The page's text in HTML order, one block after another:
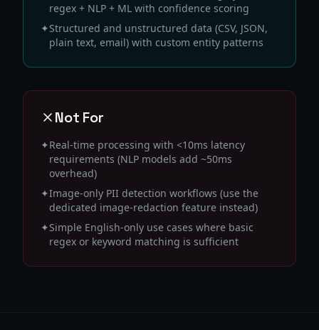
regex + NLP + ML with confidence scoring
✦Structured and unstructured data (CSV, JSON,
plain text, email) with custom entity patterns
Not For
✦Real-time processing with <10ms latency
requirements (NLP models add ~50ms
overhead)
✦Image-only PII detection workflows (use the
dedicated image-redaction feature instead)
✦Simple English-only use cases where basic
regex or keyword matching is sufficient